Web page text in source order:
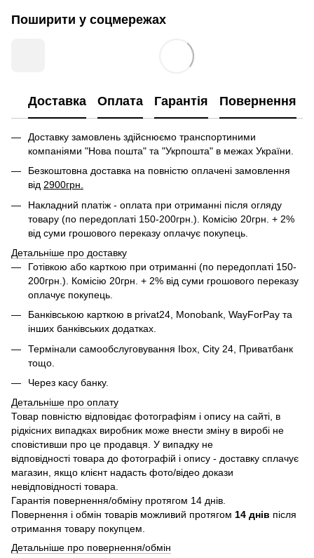
Поширити у соцмережах
Доставка Оплата Гарантія Повернення
Доставку замовлень здійснюємо транспортиними
компаніями "Нова пошта" та "Укрпошта" в межах України.
Безкоштовна доставка на повністю оплачені замовлення
від 2900грн.
Накладний платіж - оплата при отриманні після огляду
товару (по передоплаті 150-200грн.). Комісію 20грн. + 2%
від суми грошового переказу оплачує покупець.
Детальніше про доставку
Готівкою або карткою при отриманні (по передоплаті 150-
200грн.). Комісію 20грн. + 2% від суми грошового переказу
оплачує покупець.
Банківською карткою в privat24, Monobank, WayForPay та
інших банківських додатках.
Термінали самообслуговування Ibox, City 24, Приватбанк
тощо.
Через касу банку.
Детальніше про оплату
Товар повністю відповідає фотографіям і опису на сайті, в
рідкісних випадках виробник може внести зміну в виробі не
сповістивши про це продавця. У випадку не
відповідності товара до фотографій і опису - доставку сплачує
магазин, якщо клієнт надасть фото/відео докази
невідповідності товара.
Гарантія повернення/обміну протягом 14 днів.
Повернення і обмін товарів можливий протягом 14 днів після
отримання товару покупцем.
Детальніше про повернення/обмін